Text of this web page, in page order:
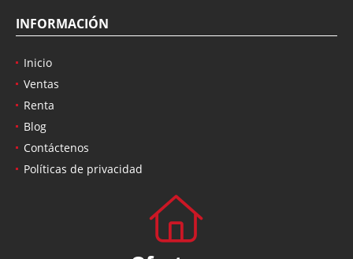
INFORMACIÓN
Inicio
Ventas
Renta
Blog
Contáctenos
Políticas de privacidad